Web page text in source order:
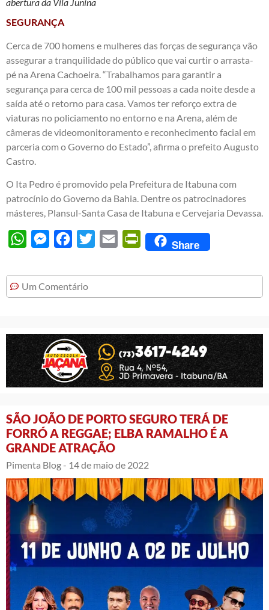
abertura da Vila Junina
SEGURANÇA
Cerca de 700 homens e mulheres das forças de segurança vão
assegurar a tranquilidade do público que vai curtir o arrasta-
pé na Arena Cachoeira. “Trabalhamos para garantir a
segurança para cerca de 100 mil pessoas a cada noite desde a
saída até o retorno para casa. Vamos ter reforço extra de
viaturas no policiamento no entorno e na Arena, além de
câmeras de videomonitoramento e reconhecimento facial em
parceria com o Governo do Estado”, afirma o prefeito Augusto
Castro.
O Ita Pedro é promovido pela Prefeitura de Itabuna com
patrocínio do Governo da Bahia. Dentre os patrocinadores
másteres, Plansul-Santa Casa de Itabuna e Cervejaria Devassa.
WhatsAppMessengerFacebook
Twitter Email PrintFriendly
Share
Um Comentário
SÃO JOÃO DE PORTO SEGURO TERÁ DE
FORRÓ A REGGAE; ELBA RAMALHO É A
GRANDE ATRAÇÃO
Pimenta Blog - 14 de maio de 2022